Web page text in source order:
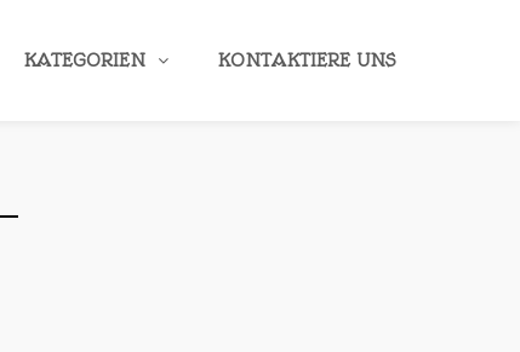
KATEGORIEN KONTAKTIERE UNS